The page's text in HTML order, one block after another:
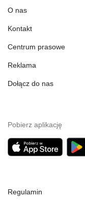
O nas
Kontakt
Centrum prasowe
Reklama
Dołącz do nas
Pobierz aplikację
Regulamin